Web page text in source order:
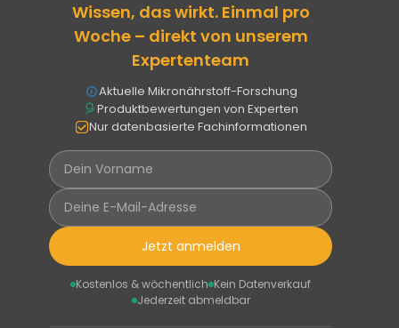
Wissen, das wirkt. Einmal pro
Woche – direkt von unserem
Expertenteam
Aktuelle Mikronährstoff-Forschung
Produktbewertungen von Experten
Nur datenbasierte Fachinformationen
Jetzt anmelden
Kostenlos & wöchentlich Kein Datenverkauf
Jederzeit abmeldbar